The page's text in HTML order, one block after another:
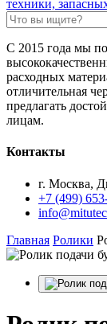
С 2015 года мы
расходных
отличительная
предлагать
лицам.
Контакты
г. Москва,
+7 (499)
Главная Ролики